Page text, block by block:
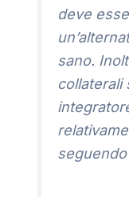
deve
sano.
collaterali